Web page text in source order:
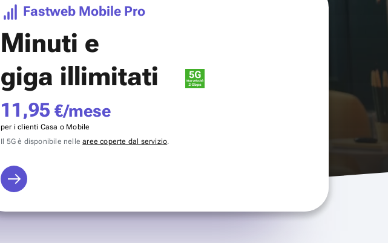
Fastweb Mobile Pro
Minuti e
giga illimitati
11,95 €/mese
per i clienti Casa o Mobile
Il 5G è disponibile nellearee coperte dal servizio.